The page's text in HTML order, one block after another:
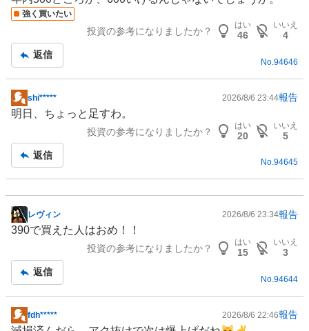
事
強く買いたい
投資の参考になりましたか？
はい
46
いいえ
4
返信
No. 94646
掲
示
事
shi***** 2026/8/6 23:44報告
明日、ちょっと足すわ。
投資の参考になりましたか？
はい
20
いいえ
5
返信
No.94645
掲
示
事
レヴィン 2026/8/6 23:34報告
390で買えた人はおめ！！
投資の参考になりましたか？
はい
15
いいえ
3
返信
No. 94644
掲
fdh***** 2026/8/6 22:46報告